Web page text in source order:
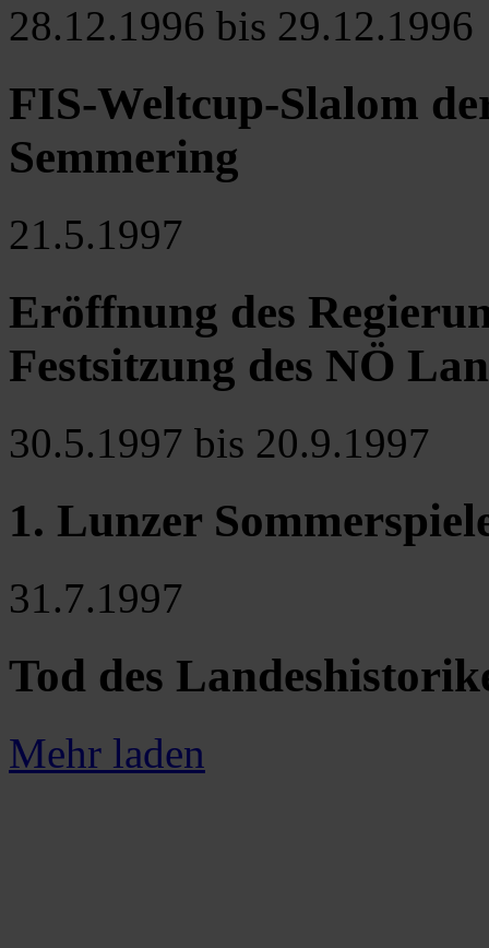
28.12.1996 bis 29.12.1996
FIS-Weltcup-Slalom
Semmering
21.5.1997
Eröffnung des
Festsitzung des NÖ
30.5.1997 bis 20.9.1997
1. Lunzer
31.7.1997
Tod des
Mehr laden